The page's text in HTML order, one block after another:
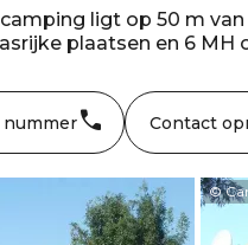
ligt op 50 m
plaatsen en 6
nummer Contact
©